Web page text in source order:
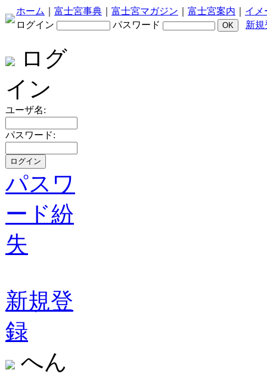
ホーム 富士宮事典 富士宮マガジン 富士宮案内
イメ
ログイン
パスワード 新規
ログ
イン
ユーザ名:
パスワード:
パスワ
ード紛
失
新規登
録
へん